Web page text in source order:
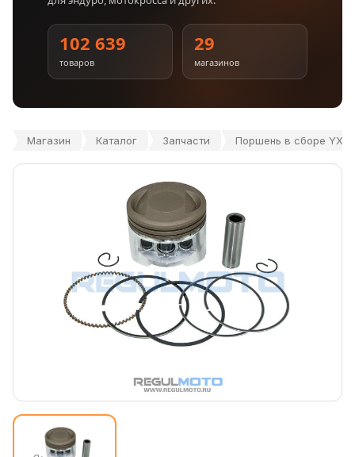
102 639
товаров
29
магазинов
Магазин Каталог Запчасти Поршень в сборе